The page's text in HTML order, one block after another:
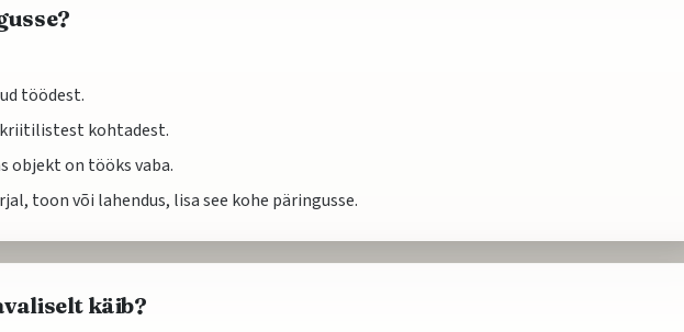
töödest.
kohtadest.
objekt on tööks vaba.
toon või lahendus, lisa see kohe päringusse.
käib?